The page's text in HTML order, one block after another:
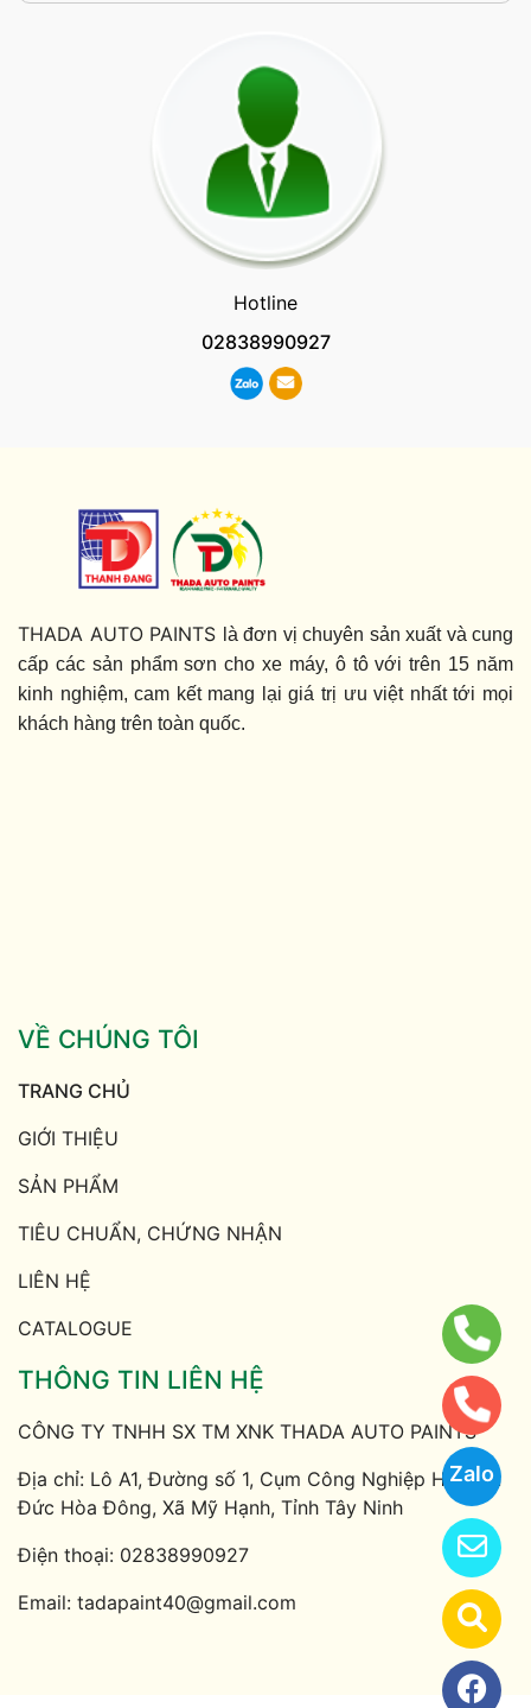
Zalo
Hotline
02838990927
THADA AUTO PAINTS là đơn vị chuyên sản xuất và cung
cấp các sản phẩm sơn cho xe máy, ô tô với trên 15 năm
kinh nghiệm, cam kết mang lại giá trị ưu việt nhất tới mọi
khách hàng trên toàn quốc.
VỀ CHÚNG TÔI
TRANG CHỦ
GIỚI THIỆU
SẢN PHẨM
TIÊU CHUẨN, CHỨNG NHẬN
LIÊN HỆ
CATALOGUE
THÔNG TIN LIÊN HỆ
CÔNG TY TNHH SX TM XNK THADA AUTO PAINTS
Địa chỉ: Lô A1, Đường số 1, Cụm Công Nghiệp Hải Sơn
Đức Hòa Đông, Xã Mỹ Hạnh, Tỉnh Tây Ninh
Điện thoại: 02838990927
Email: tadapaint40@gmail.com